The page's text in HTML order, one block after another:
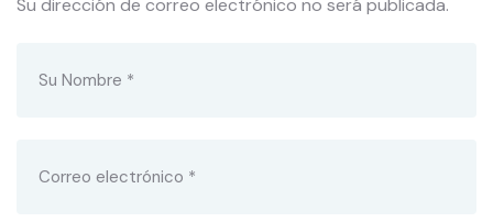
Su dirección de correo electrónico no será publicada.